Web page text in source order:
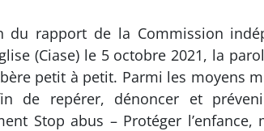
du rapport de la Commission
(Ciase) le 5 octobre 2021, la
petit à petit. Parmi les moyens
de repérer, dénoncer et
Stop abus – Protéger l’enfance,